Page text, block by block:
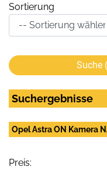
Sortierung
Suche (
Suchergebnisse
Opel Astra ON Kamera
Preis: